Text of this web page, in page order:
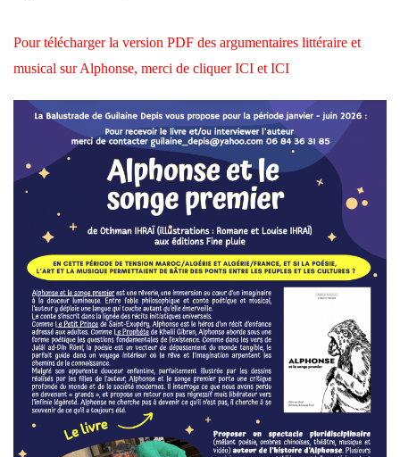
Pour télécharger la version PDF des argumentaires littéraire et
musical sur Alphonse, merci de cliquerICI et ICI